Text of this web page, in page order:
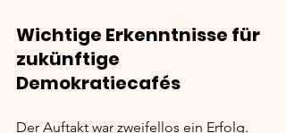
Wichtige Erkenntnisse für
zukünftige
Demokratiecafés
Der Auftakt war zweifellos ein Erfolg.